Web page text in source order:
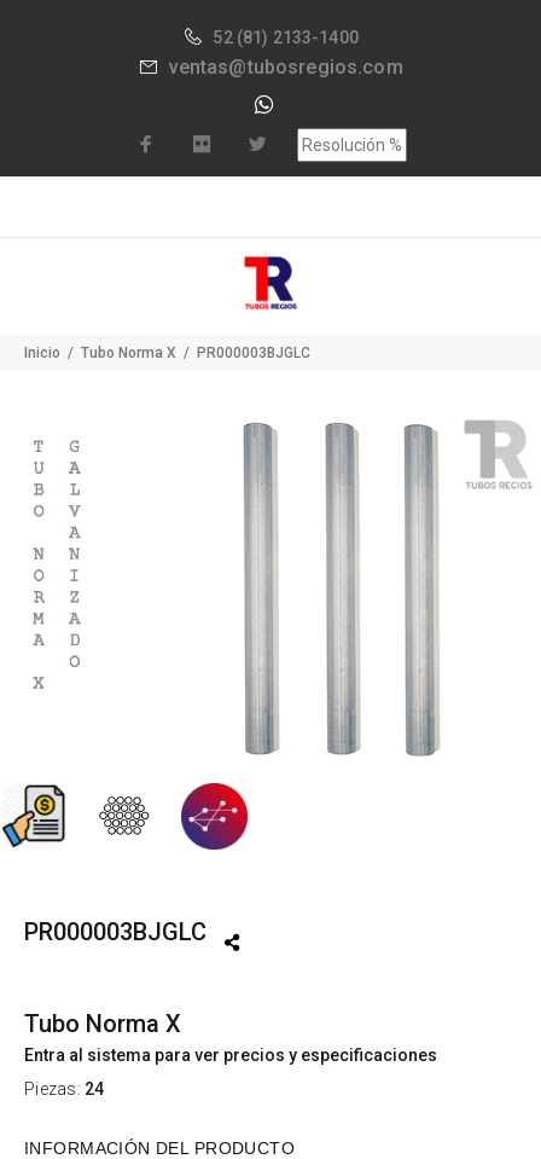
52 (81) 2133-1400
ventas@tubosregios.com
Inicio Tubo Norma X PR000003BJGLC
PR000003BJGLC
Tubo Norma X
Entra al sistema para ver precios y especificaciones
Piezas: 24
INFORMACIÓN DEL PRODUCTO